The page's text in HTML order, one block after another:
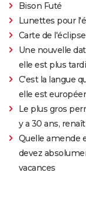
Bison Futé
Lunettes pour
Carte de
Une nouvelle
elle est plus
C'est la langue
elle est
Le plus gros
y a 30 ans,
Quelle amende
devez
vacances